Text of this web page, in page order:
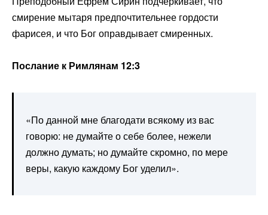
смирение мытаря предпочтительнее гордости
фарисея, и что Бог оправдывает смиренных.
Послание к Римлянам 12:3
«По данной мне благодати всякому из вас
говорю: не думайте о себе более, нежели
должно думать; но думайте скромно, по мере
веры, какую каждому Бог уделил».